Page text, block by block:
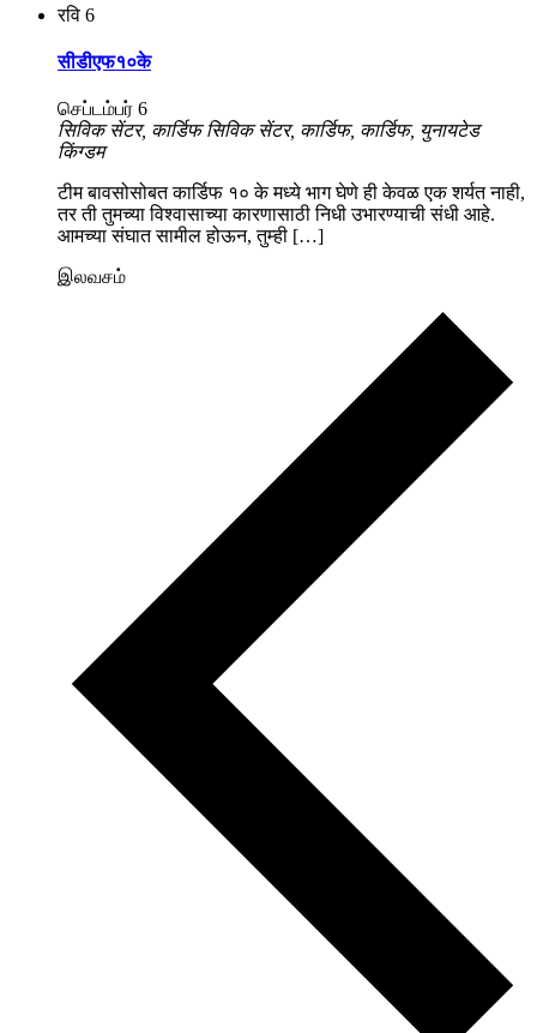
रवि 6
सीडीएफ१०के
செப்டம்பர் 6
सिविक सेंटर, कार्डिफसिविक सेंटर, कार्डिफ, कार्डिफ, युनायटेड
किंग्डम
टीम बावसोसोबत कार्डिफ १० के मध्ये भाग घेणे ही केवळ एक शर्यत नाही,
तर ती तुमच्या विश्वासाच्या कारणासाठी निधी उभारण्याची संधी आहे.
आमच्या संघात सामील होऊन, तुम्ही […]
இலவசம்